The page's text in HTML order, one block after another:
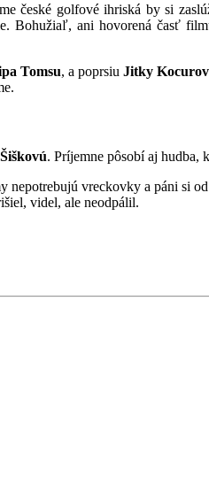
české golfové ihriská by si
Bohužiaľ, ani hovorená časť
Tomsu, a poprsiu Jitky
. Príjemne pôsobí aj hudba,
nepotrebujú vreckovky a páni si
videl, ale neodpálil.